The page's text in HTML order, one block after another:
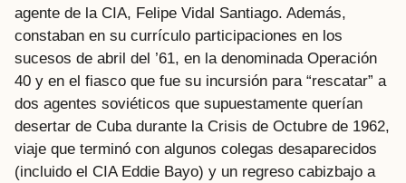
agente de la CIA, Felipe Vidal Santiago. Además,
constaban en su currículo participaciones en los
sucesos de abril del ’61, en la denominada Operación
40 y en el fiasco que fue su incursión para “rescatar” a
dos agentes soviéticos que supuestamente querían
desertar de Cuba durante la Crisis de Octubre de 1962,
viaje que terminó con algunos colegas desaparecidos
(incluido el CIA Eddie Bayo) y un regreso cabizbajo a